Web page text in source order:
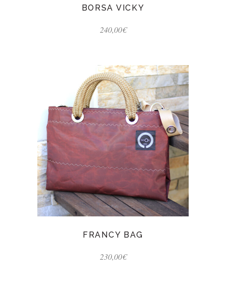
BORSA VICKY
240,00€
FRANCY BAG
230,00€